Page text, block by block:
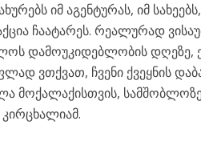
იმ აგენტურას, იმ
ჩაატარეს. რეალურად
დამოუკიდებლობის
ვთქვათ, ჩვენი ქვეყნის
მოქალაქისთვის, სამშობლოზე